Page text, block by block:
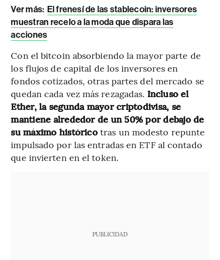
Ver más: El frenesí de las stablecoin: inversores
muestran recelo a la moda que dispara las
acciones
Con el bitcoin absorbiendo la mayor parte de
los flujos de capital de los inversores en
fondos cotizados, otras partes del mercado se
quedan cada vez más rezagadas. Incluso el
Ether, la segunda mayor criptodivisa, se
mantiene alrededor de un 50% por debajo de
su máximo históricotras un modesto repunte
impulsado por las entradas en ETF al contado
que invierten en el token.
PUBLICIDAD